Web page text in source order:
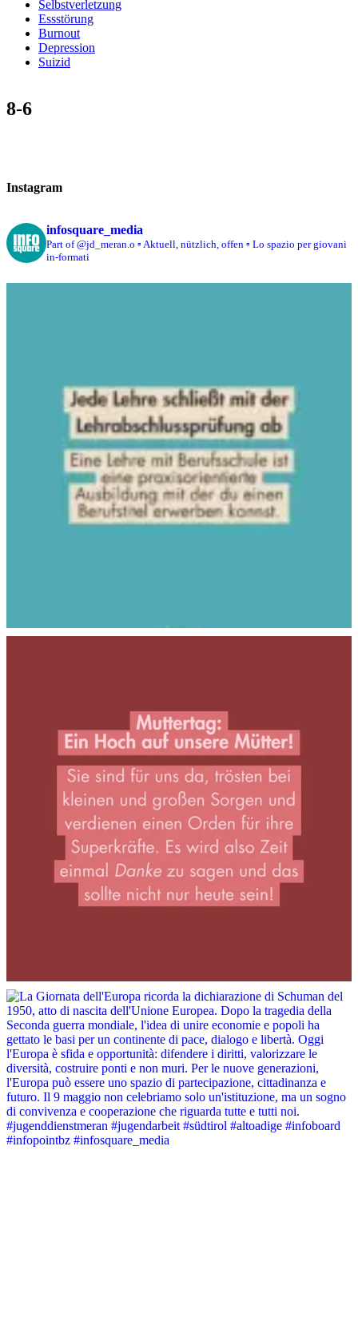
Selbstverletzung
Essstörung
Burnout
Depression
Suizid
8-6
Instagram
infosquare_media
Part of @jd_meran.o ▫️ Aktuell, nützlich, offen ▫️ Lo spazio per giovani
in-formati